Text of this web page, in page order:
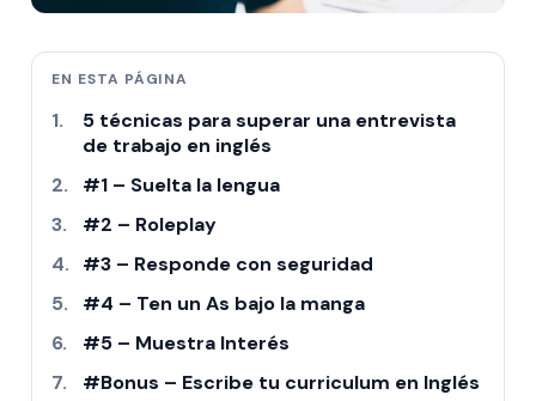
EN ESTA PÁGINA
5 técnicas para superar una entrevista
de trabajo en inglés
#1 – Suelta la lengua
#2 – Roleplay
#3 – Responde con seguridad
#4 – Ten un As bajo la manga
#5 – Muestra Interés
#Bonus – Escribe tu curriculum en Inglés